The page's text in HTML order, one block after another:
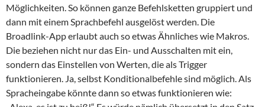
Möglichkeiten. So können ganze Befehlsketten gruppiert und
dann mit einem Sprachbefehl ausgelöst werden. Die
Broadlink-App erlaubt auch so etwas Ähnliches wie Makros.
Die beziehen nicht nur das Ein- und Ausschalten mit ein,
sondern das Einstellen von Werten, die als Trigger
funktionieren. Ja, selbst Konditionalbefehle sind möglich. Als
Spracheingabe könnte dann so etwas funktionieren wie: